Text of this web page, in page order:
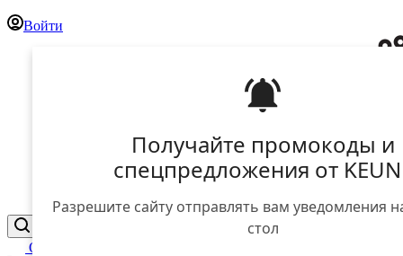
Получайте промокоды и
спецпредложения от
Разрешите сайту отправлять вам уведомления
стол
Войти
Отложенные